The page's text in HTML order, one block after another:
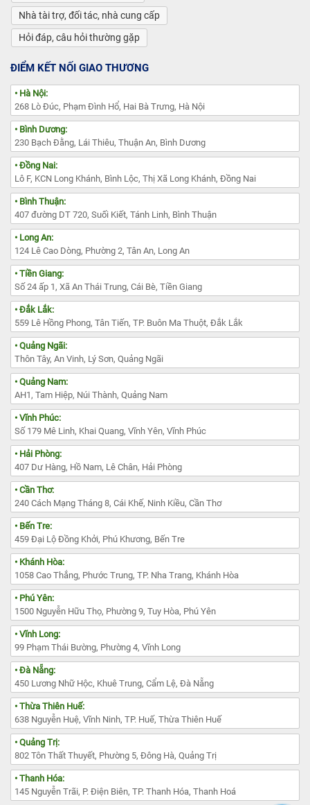
Nhà tài trợ, đối tác, nhà cung cấp
Hỏi đáp, câu hỏi thường gặp
ĐIỂM KẾT NỐI GIAO THƯƠNG
• Hà Nội:
268 Lò Đúc, Phạm Đình Hổ, Hai Bà Trưng, Hà Nội
• Bình Dương:
230 Bạch Đằng, Lái Thiêu, Thuận An, Bình Dương
• Đồng Nai:
Lô F, KCN Long Khánh, Bình Lộc, Thị Xã Long Khánh, Đồng Nai
• Bình Thuận:
407 đường DT 720, Suối Kiết, Tánh Linh, Bình Thuận
• Long An:
124 Lê Cao Dòng, Phường 2, Tân An, Long An
• Tiền Giang:
Số 24 ấp 1, Xã An Thái Trung, Cái Bè, Tiền Giang
• Đắk Lắk:
559 Lê Hồng Phong, Tân Tiến, TP. Buôn Ma Thuột, Đắk Lắk
• Quảng Ngãi:
Thôn Tây, An Vinh, Lý Sơn, Quảng Ngãi
• Quảng Nam:
AH1, Tam Hiệp, Núi Thành, Quảng Nam
• Vĩnh Phúc:
Số 179 Mê Linh, Khai Quang, Vĩnh Yên, Vĩnh Phúc
• Hải Phòng:
407 Dư Hàng, Hồ Nam, Lê Chân, Hải Phòng
• Cần Thơ:
240 Cách Mạng Tháng 8, Cái Khế, Ninh Kiều, Cần Thơ
• Bến Tre:
459 Đại Lộ Đồng Khởi, Phú Khương, Bến Tre
• Khánh Hòa:
1058 Cao Thắng, Phước Trung, TP. Nha Trang, Khánh Hòa
• Phú Yên:
1500 Nguyễn Hữu Thọ, Phường 9, Tuy Hòa, Phú Yên
• Vĩnh Long:
99 Phạm Thái Bường, Phường 4, Vĩnh Long
• Đà Nẵng:
450 Lương Nhữ Hộc, Khuê Trung, Cẩm Lệ, Đà Nẵng
• Thừa Thiên Huế:
638 Nguyễn Huệ, Vĩnh Ninh, TP. Huế, Thừa Thiên Huế
• Quảng Trị:
802 Tôn Thất Thuyết, Phường 5, Đông Hà, Quảng Trị
• Thanh Hóa:
145 Nguyễn Trãi, P. Điện Biên, TP. Thanh Hóa, Thanh Hoá